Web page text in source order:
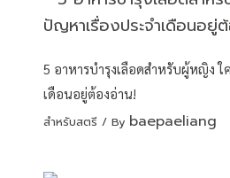
5 อาหารบำรุงเลือดสำหรับผู้หญิง ใ
เดือนอยู่ต้องอ่าน!
สำหรับสตรี / By baepaeliang